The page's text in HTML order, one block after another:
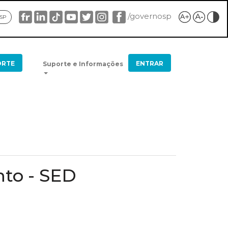
/governosp
Suporte e Informações ENTRAR
- SED